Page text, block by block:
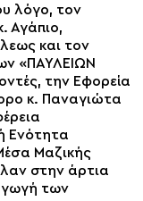
λόγο, τον
Αγάπιο,
και τον
«ΠΑΥΛΕΙΩΝ
την Εφορεία
κ. Παναγιώτα
Ενότητα
Μαζικής
στην άρτια
των